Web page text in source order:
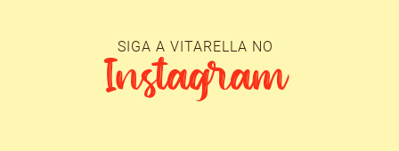
SIGA A VITARELLA NO
Instagram